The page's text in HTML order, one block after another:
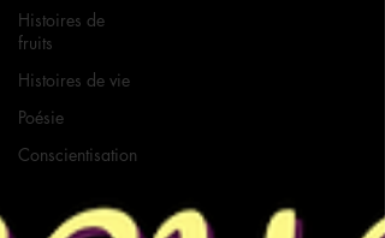
Histoires de
fruits
Histoires de vie
Poésie
Conscientisation